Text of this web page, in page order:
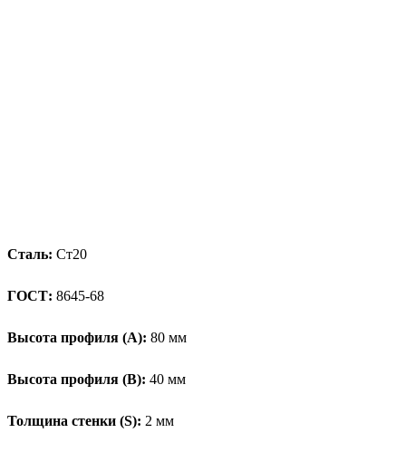
Сталь: Ст20
ГОСТ: 8645-68
Высота профиля (А): 80 мм
Высота профиля (B): 40 мм
Толщина стенки (S): 2 мм